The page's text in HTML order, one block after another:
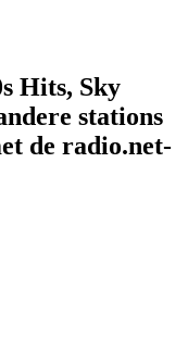
Hits, Sky
stations
de radio.net-